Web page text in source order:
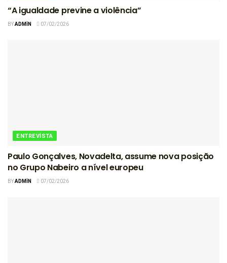
“A igualdade previne a violência”
BYADMIN 07/02/2026
ENTREVISTA
Paulo Gonçalves, Novadelta, assume nova posição
no Grupo Nabeiro a nível europeu
BYADMIN 07/02/2026